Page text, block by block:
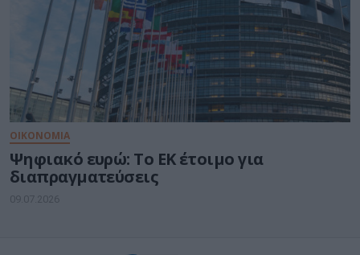
ΟΙΚΟΝΟΜΙΑ
Ψηφιακό ευρώ: Το ΕΚ έτοιμο για
διαπραγματεύσεις
09.07.2026